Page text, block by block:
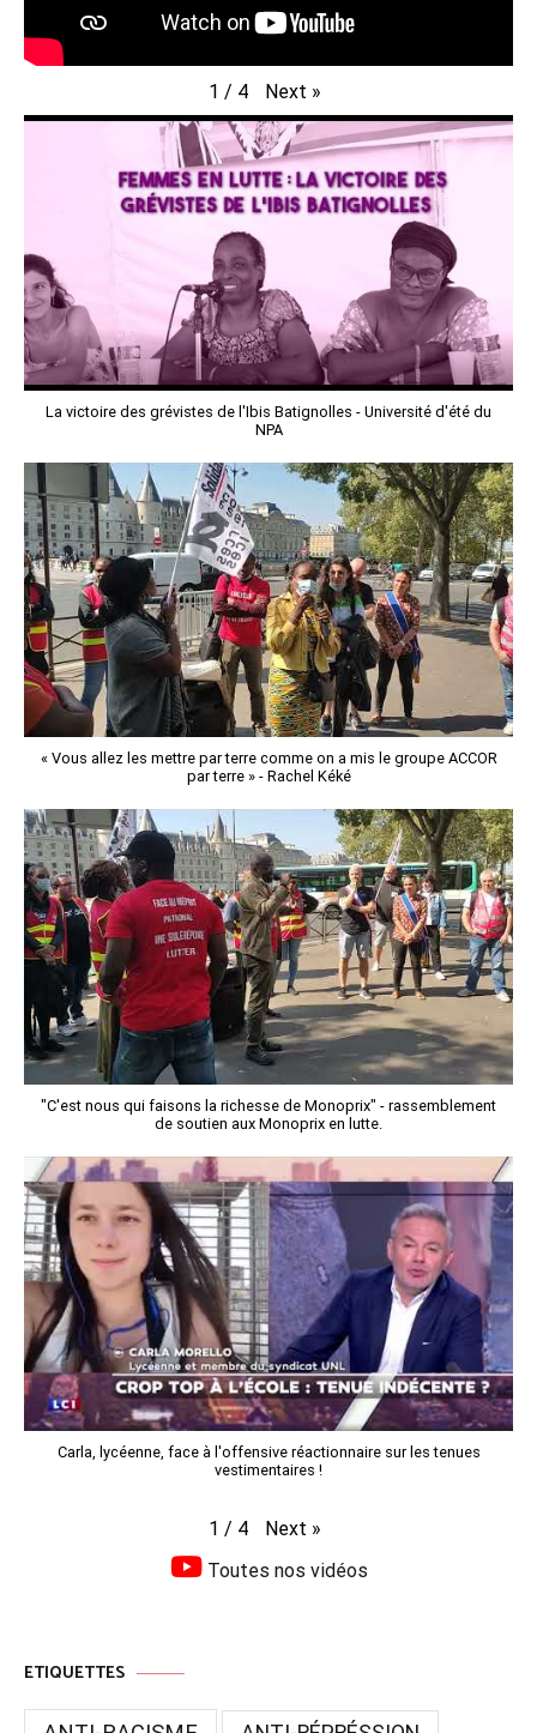
1 / 4 Next »
La victoire des grévistes de l'Ibis Batignolles - Université d'été du
NPA
« Vous allez les mettre par terre comme on a mis le groupe ACCOR
par terre » - Rachel Kéké
"C'est nous qui faisons la richesse de Monoprix" - rassemblement
de soutien aux Monoprix en lutte.
Carla, lycéenne, face à l'offensive réactionnaire sur les tenues
vestimentaires !
1 / 4 Next »
Toutes nos vidéos
ETIQUETTES